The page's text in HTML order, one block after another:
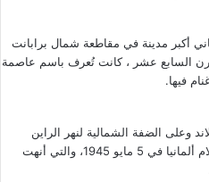
أكبر مدينة في مقاطعة شمال برابانت
السابع عشر ، كانت تُعرف باسم عاصمة
فيها.
وعلى الضفة الشمالية لنهر الراين
السفلي، وقد اشتهرت بأنها موقع استسلام ألمانيا في 5 مايو 1945، والتي أنهت